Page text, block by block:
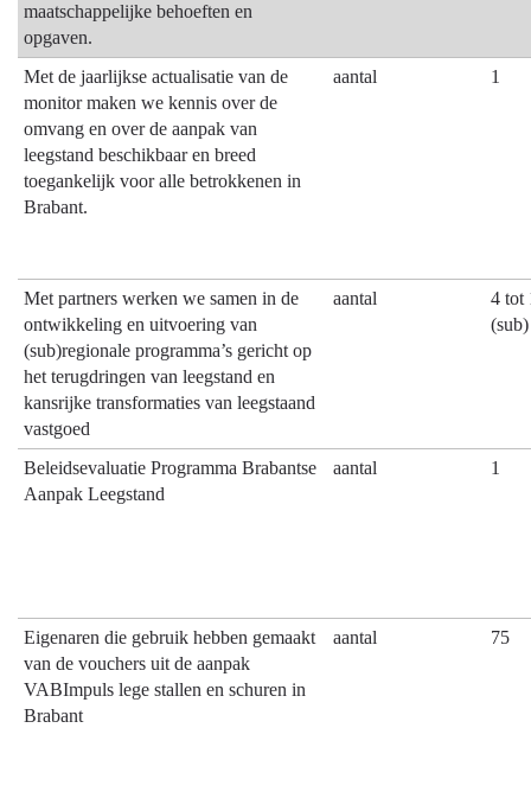
maatschappelijke behoeften en
opgaven.
Met de jaarlijkse actualisatie van de
monitor maken we kennis over de
omvang en over de aanpak van
leegstand beschikbaar en breed
toegankelijk voor alle betrokkenen in
Brabant.
aantal 1
Met partners werken we samen in de
ontwikkeling en uitvoering van
(sub)regionale programma’s gericht op
het terugdringen van leegstand en
kansrijke transformaties van leegstaand
vastgoed
aantal
4 tot
(sub)
Beleidsevaluatie Programma Brabantse
Aanpak Leegstand
aantal 1
Eigenaren die gebruik hebben gemaakt
van de vouchers uit de aanpak
VABImpuls lege stallen en schuren in
Brabant
aantal 75